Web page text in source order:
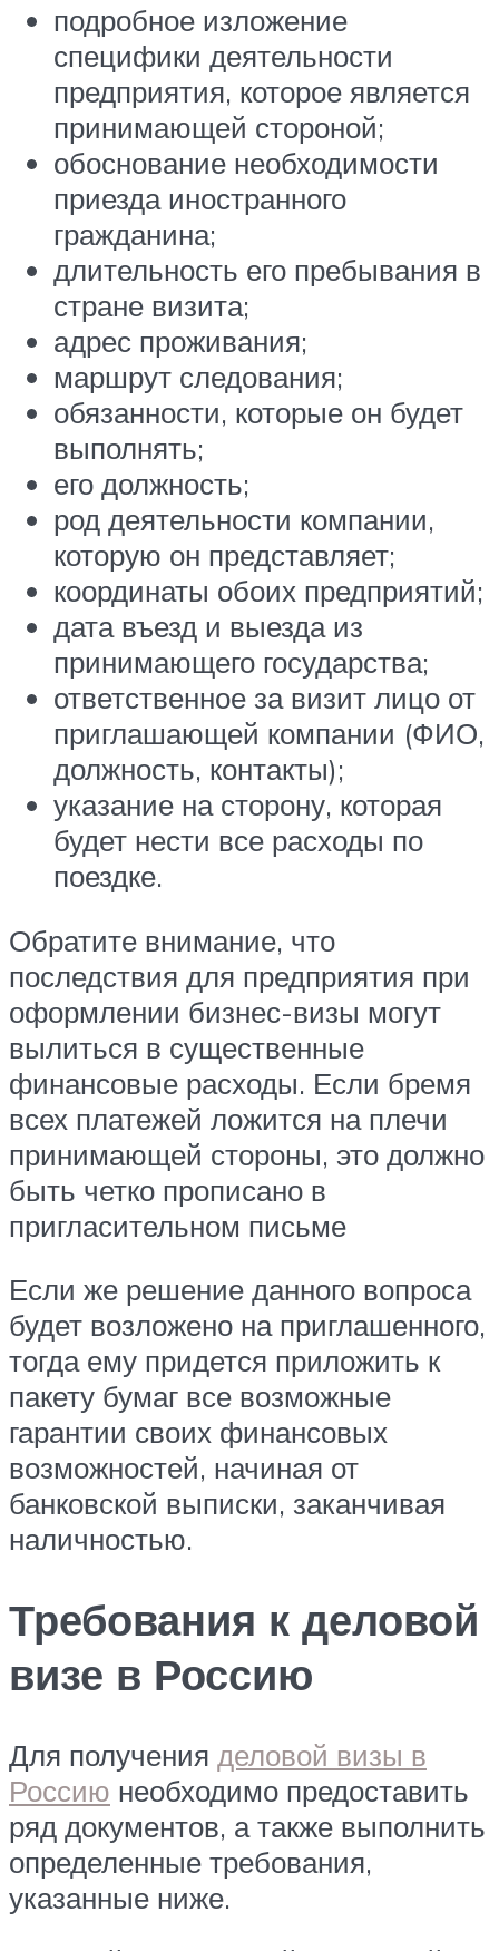
подробное изложение
специфики деятельности
предприятия, которое является
принимающей стороной;
обоснование необходимости
приезда иностранного
гражданина;
длительность его пребывания в
стране визита;
адрес проживания;
маршрут следования;
обязанности, которые он будет
выполнять;
его должность;
род деятельности компании,
которую он представляет;
координаты обоих предприятий;
дата въезд и выезда из
принимающего государства;
ответственное за визит лицо от
приглашающей компании (ФИО,
должность, контакты);
указание на сторону, которая
будет нести все расходы по
поездке.
Обратите внимание, что
последствия для предприятия при
оформлении бизнес-визы могут
вылиться в существенные
финансовые расходы. Если бремя
всех платежей ложится на плечи
принимающей стороны, это должно
быть четко прописано в
пригласительном письме
Если же решение данного вопроса
будет возложено на приглашенного,
тогда ему придется приложить к
пакету бумаг все возможные
гарантии своих финансовых
возможностей, начиная от
банковской выписки, заканчивая
наличностью.
Требования к деловой
визе в Россию
Для получения деловой визы в
Россию необходимо предоставить
ряд документов, а также выполнить
определенные требования,
указанные ниже.